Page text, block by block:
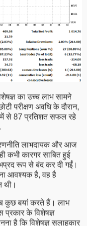
का उच्च लाभ सामने
परीक्षण अवधि के दौरान,
से 87 प्रतिशत सफल रहे
लाभदायक और आज
कभी कारगर साबित हुई
रूप से बंद कर दी गईं।
आवश्यक है, वह है
थी।
कुछ बयां करते हैं। लाभ
प्रकार के विशेषज्ञ
​​है कि विशेषज्ञ सलाहकार